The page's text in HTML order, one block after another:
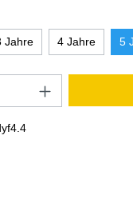
Jahre 4 Jahre 5